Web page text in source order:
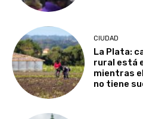
CIUDAD
La Plata:
rural está
mientras
no tiene